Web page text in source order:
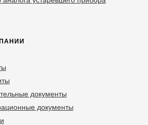
документы
документы